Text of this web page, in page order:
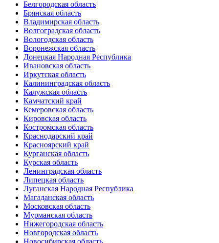
Белгородская область
Брянская область
Владимирская область
Волгоградская область
Вологодская область
Воронежская область
Донецкая Народная Республика
Ивановская область
Иркутская область
Калининградская область
Калужская область
Камчатский край
Кемеровская область
Кировская область
Костромская область
Краснодарский край
Красноярский край
Курганская область
Курская область
Ленинградская область
Липецкая область
Луганская Народная Республика
Магаданская область
Московская область
Мурманская область
Нижегородская область
Новгородская область
Новосибирская область